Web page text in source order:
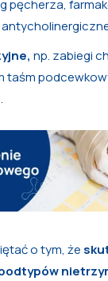
pęcherza,
np. zabiegi
taśm
o tym, że